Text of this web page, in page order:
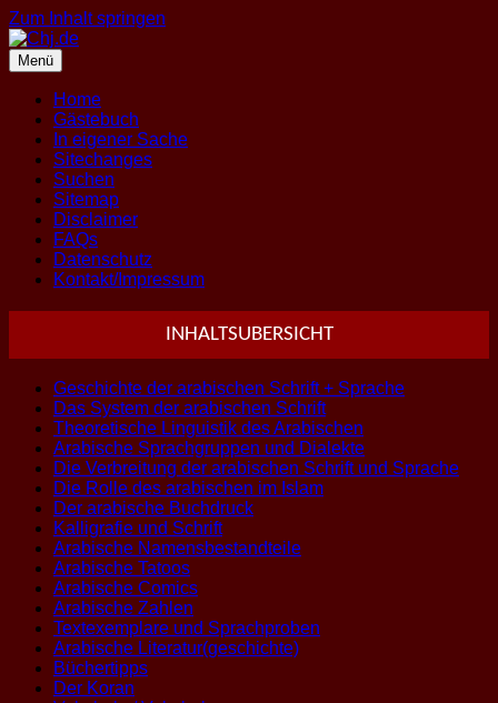
Zum Inhalt springen
Menü
Home
Gästebuch
In eigener Sache
Sitechanges
Suchen
Sitemap
Disclaimer
FAQs
Datenschutz
Kontakt/Impressum
INHALTSUBERSICHT
Geschichte der arabischen Schrift + Sprache
Das System der arabischen Schrift
Theoretische Linguistik des Arabischen
Arabische Sprachgruppen und Dialekte
Die Verbreitung der arabischen Schrift und Sprache
Die Rolle des arabischen im Islam
Der arabische Buchdruck
Kalligrafie und Schrift
Arabische Namensbestandteile
Arabische Tatoos
Arabische Comics
Arabische Zahlen
Textexemplare und Sprachproben
Arabische Literatur(geschichte)
Büchertipps
Der Koran